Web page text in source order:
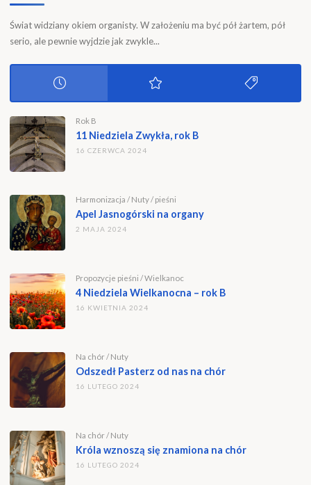
Świat widziany okiem organisty. W założeniu ma być pół żartem, pół
serio, ale pewnie wyjdzie jak zwykle...
Rok B
11 Niedziela Zwykła, rok B
16 CZERWCA 2024
Harmonizacja / Nuty/ pieśni
Apel Jasnogórski na organy
2 MAJA 2024
Propozycje pieśni /Wielkanoc
4 Niedziela Wielkanocna – rok B
16 KWIETNIA 2024
Na chór/ Nuty
Odszedł Pasterz od nas na chór
16 LUTEGO 2024
Na chór/ Nuty
Króla wznoszą się znamiona na chór
16 LUTEGO 2024